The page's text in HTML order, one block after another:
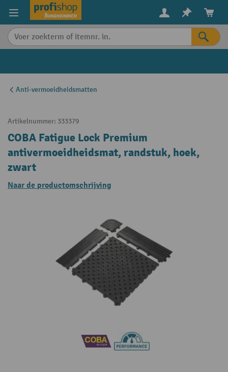
content
Anti-vermoeidheidsmatten
Artikelnummer: 333379
COBA Fatigue Lock Premium
antivermoeidheidsmat, randstuk, hoek,
zwart
Naar de productomschrijving